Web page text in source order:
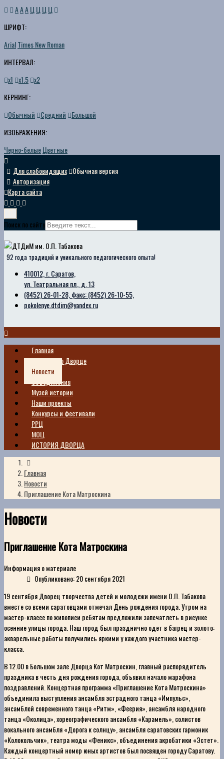
AAAЦ Ц Ц Ц
ШРИФТ:
ArialTimes New Roman
ИНТЕРВАЛ:
х1 х1.5 х2
КЕРНИНГ:
Обычный
Средний
Большой
ИЗОБРАЖЕНИЯ:
Черно-белыеЦветные
Для слабовидящих Обычная версия
Авторизация
Карта сайта
Поиск по сайту
92 года традиций и уникального педагогического опыта!
410012, г. Саратов,
ул. Театральная пл., д. 13
(8452) 26-01-28, факс: (8452) 26-10-55,
pokolenye.dtdim@yandex.ru
Главная
Сведения о Дворце
Новости
Объединения
Музей истории
Наши проекты
Конкурсы и фестивали
РРЦ
МОЦ
ИСТОРИЯ ДВОРЦА
Главная
Новости
Приглашение Кота Матроскина
Новости
Приглашение Кота Матроскина
Информация о материале
Опубликовано: 20 сентября 2021
19 сентября Дворец творчества детей и молодежи имени О.П. Табакова
вместе со всеми саратовцами отмечал День рождения города. Утром на
мастер-классе по живописи ребятам предложили запечатлеть в рисунке
осенние улицы города. Наш город был празднично одет в багрец и золото:
акварельные работы получились яркими у каждого участника мастер-
класса.
В 12.00 в Большом зале Дворца Кот Матроскин, главный распорядитель
праздника в честь дня рождения города, объявил начало марафона
поздравлений. Концертная программа «Приглашение Кота Матроскина»
объединила выступления ансамбля эстрадного танца «Импульс»,
ансамблей современного танца «Ритм», «Феерия», ансамбля народного
танца «Околица», хореографического ансамбля «Карамель», солистов
вокального ансамбля «Дорога к солнцу», ансамбля саратовских гармоник
«Колокольчик», театра моды «Феникс», объединения акробатики «Эстет».
Каждый концертный номер юных артистов был посвящен городу Саратову.